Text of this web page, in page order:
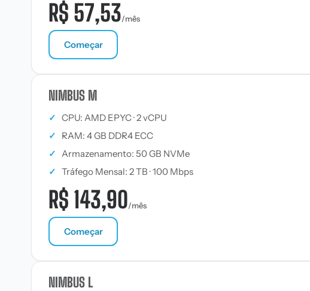
R$ 57,53/mês
Começar
NIMBUS M
✓ CPU: AMD EPYC · 2 vCPU
✓
RAM: 4 GB DDR4 ECC
✓ Armazenamento: 50 GB NVMe
✓ Tráfego Mensal: 2 TB · 100 Mbps
R$ 143,90/mês
Começar
NIMBUS L